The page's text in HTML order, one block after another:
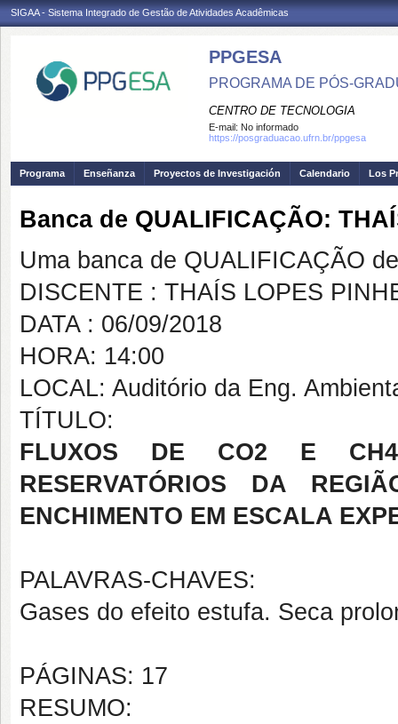
SIGAA - Sistema Integrado de Gestão de Atividades Acadêmicas
PPGESA
PROGRAMA DE PÓS-
CENTRO DE TECNOLOGIA
E-mail: No informado
https://posgraduacao.ufrn.br/ppgesa
Programa Enseñanza Proyectos de Investigación Calendario Los
Banca de QUALIFICAÇÃO:
Uma banca de QUALIFICAÇÃO
DISCENTE : THAÍS LOPES
DATA : 06/09/2018
HORA: 14:00
LOCAL: Auditório da Eng.
TÍTULO:
FLUXOS DE CO2 E CH4
RESERVATÓRIOS DA
ENCHIMENTO EM ESCALA
PALAVRAS-CHAVES:
Gases do efeito estufa. Seca
PÁGINAS: 17
RESUMO: